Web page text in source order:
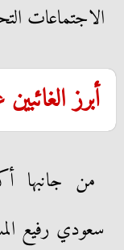
الاجتماعات
أبرز
من جانبها
سعودي رفيع